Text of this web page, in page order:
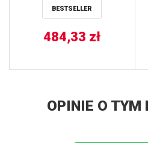
BESTSELLER
484,33 zł
OPINIE O TYM